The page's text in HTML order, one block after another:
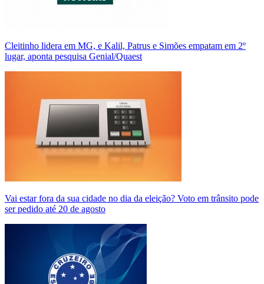
Cleitinho lidera em MG, e Kalil, Patrus e Simões empatam em 2º
lugar, aponta pesquisa Genial/Quaest
Vai estar fora da sua cidade no dia da eleição? Voto em trânsito pode
ser pedido até 20 de agosto